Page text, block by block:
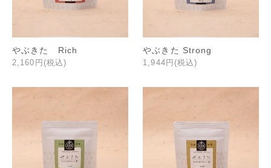
やぶきた Rich
2,160円(税込)
やぶきた Strong
1,944円(税込)